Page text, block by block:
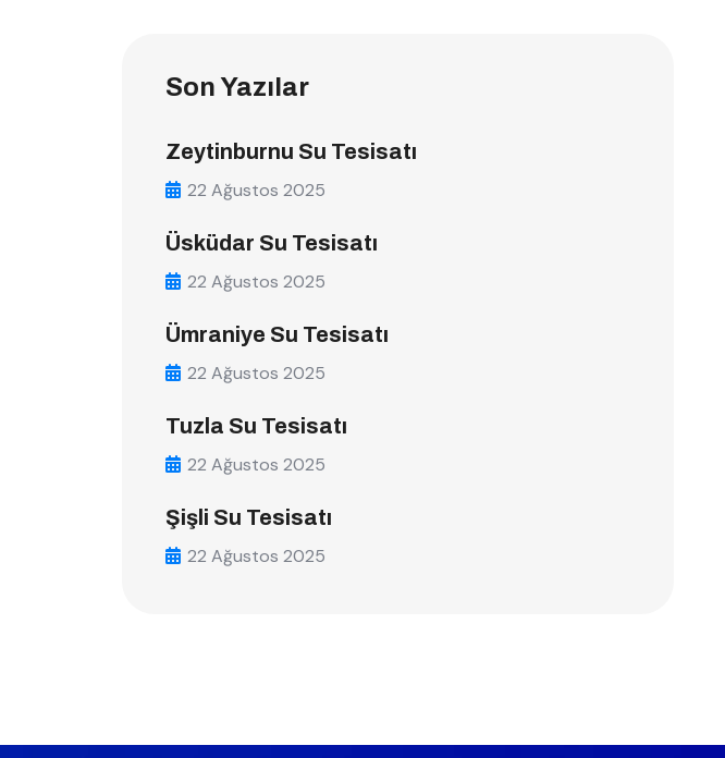
Son Yazılar
Zeytinburnu Su Tesisatı
22 Ağustos 2025
Üsküdar Su Tesisatı
22 Ağustos 2025
Ümraniye Su Tesisatı
22 Ağustos 2025
Tuzla Su Tesisatı
22 Ağustos 2025
Şişli Su Tesisatı
22 Ağustos 2025